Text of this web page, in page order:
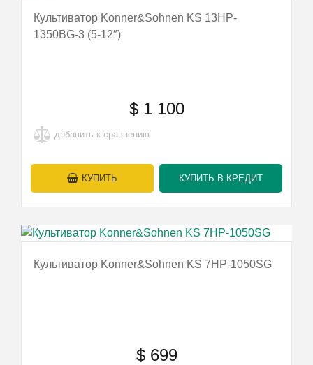
Культиватор Konner&Sohnen KS 13HP-
1350BG-3 (5-12″)
$1 100
добавить к сравнению
КУПИТЬ КУПИТЬ В КРЕДИТ
Культиватор Konner&Sohnen KS 7HP-1050SG
$699